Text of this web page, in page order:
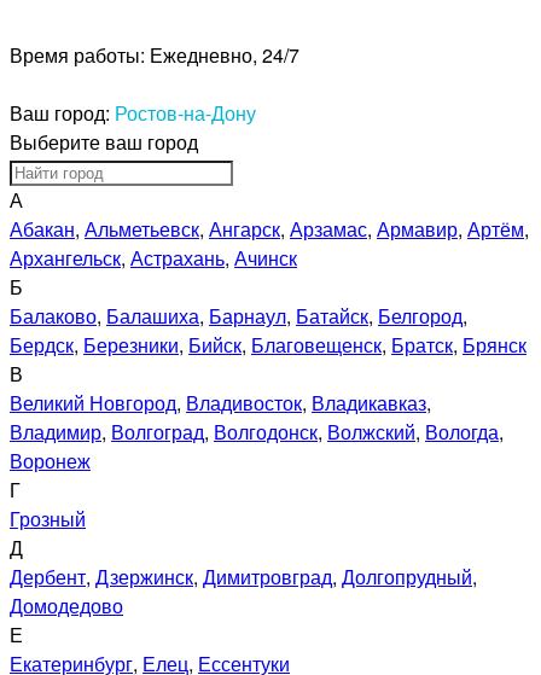
Время работы: Ежедневно, 24/7
Ваш город: Ростов-на-Дону
Выберите ваш город
А
Абакан, Альметьевск, Ангарск, Арзамас, Армавир, Артём,
Архангельск, Астрахань, Ачинск
Б
Балаково, Балашиха, Барнаул, Батайск, Белгород,
Бердск, Березники, Бийск, Благовещенск, Братск, Брянск
В
Великий Новгород, Владивосток, Владикавказ,
Владимир, Волгоград, Волгодонск, Волжский, Вологда,
Воронеж
Г
Грозный
Д
Дербент, Дзержинск, Димитровград, Долгопрудный,
Домодедово
Е
Екатеринбург, Елец, Ессентуки